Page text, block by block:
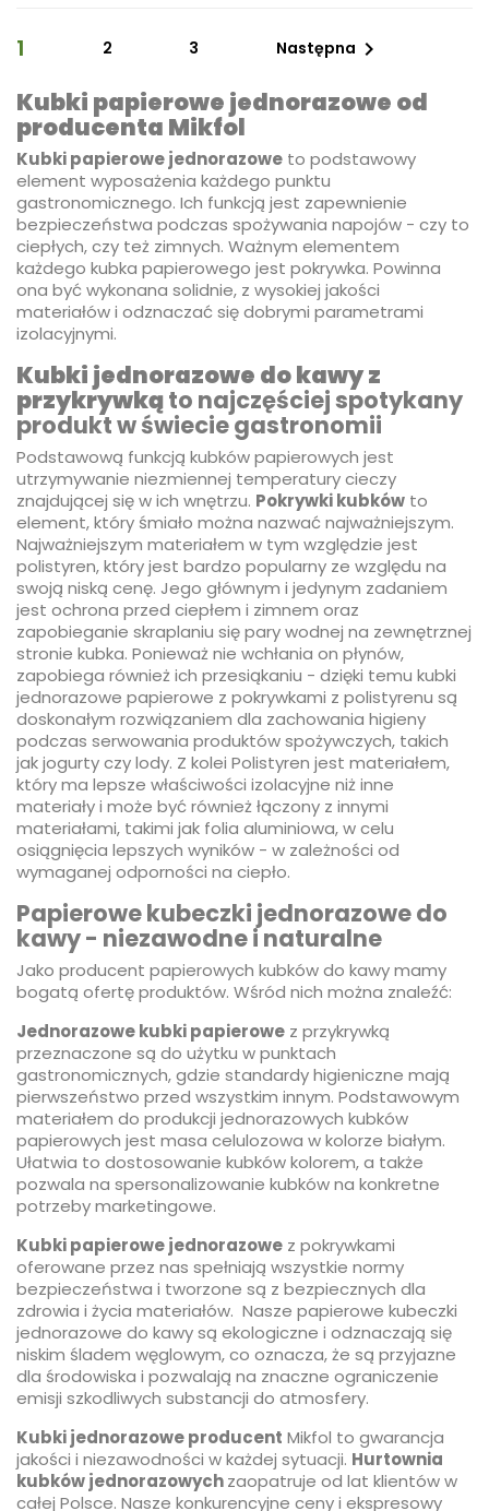
1 2 3 Następna 
Kubki papierowe jednorazowe od
producenta Mikfol
Kubki papierowe jednorazowe to podstawowy
element wyposażenia każdego punktu
gastronomicznego. Ich funkcją jest zapewnienie
bezpieczeństwa podczas spożywania napojów - czy to
ciepłych, czy też zimnych. Ważnym elementem
każdego kubka papierowego jest pokrywka. Powinna
ona być wykonana solidnie, z wysokiej jakości
materiałów i odznaczać się dobrymi parametrami
izolacyjnymi.
Kubki jednorazowe do kawy z
przykrywkąto najczęściej spotykany
produkt w świecie gastronomii
Podstawową funkcją kubków papierowych jest
utrzymywanie niezmiennej temperatury cieczy
znajdującej się w ich wnętrzu. Pokrywki kubków to
element, który śmiało można nazwać najważniejszym.
Najważniejszym materiałem w tym względzie jest
polistyren, który jest bardzo popularny ze względu na
swoją niską cenę. Jego głównym i jedynym zadaniem
jest ochrona przed ciepłem i zimnem oraz
zapobieganie skraplaniu się pary wodnej na zewnętrznej
stronie kubka. Ponieważ nie wchłania on płynów,
zapobiega również ich przesiąkaniu - dzięki temu kubki
jednorazowe papierowe z pokrywkami z polistyrenu są
doskonałym rozwiązaniem dla zachowania higieny
podczas serwowania produktów spożywczych, takich
jak jogurty czy lody. Z kolei Polistyren jest materiałem,
który ma lepsze właściwości izolacyjne niż inne
materiały i może być również łączony z innymi
materiałami, takimi jak folia aluminiowa, w celu
osiągnięcia lepszych wyników - w zależności od
wymaganej odporności na ciepło.
Papierowe kubeczki jednorazowe do
kawy - niezawodne i naturalne
Jako producent papierowych kubków do kawy mamy
bogatą ofertę produktów. Wśród nich można znaleźć:
Jednorazowe kubki papierowe z przykrywką
przeznaczone są do użytku w punktach
gastronomicznych, gdzie standardy higieniczne mają
pierwszeństwo przed wszystkim innym. Podstawowym
materiałem do produkcji jednorazowych kubków
papierowych jest masa celulozowa w kolorze białym.
Ułatwia to dostosowanie kubków kolorem, a także
pozwala na spersonalizowanie kubków na konkretne
potrzeby marketingowe.
Kubki papierowe jednorazowe z pokrywkami
oferowane przez nas spełniają wszystkie normy
bezpieczeństwa i tworzone są z bezpiecznych dla
zdrowia i życia materiałów. Nasze papierowe kubeczki
jednorazowe do kawy są ekologiczne i odznaczają się
niskim śladem węglowym, co oznacza, że są przyjazne
dla środowiska i pozwalają na znaczne ograniczenie
emisji szkodliwych substancji do atmosfery.
Kubki jednorazowe producent Mikfol to gwarancja
jakości i niezawodności w każdej sytuacji. Hurtownia
kubków jednorazowychzaopatruje od lat klientów w
całej Polsce. Nasze konkurencyjne ceny i ekspresowy